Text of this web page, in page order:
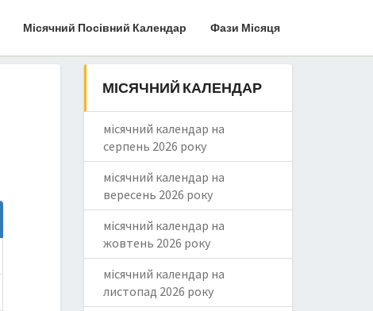
Місячний Посівний Календар Фази Місяця
МІСЯЧНИЙ КАЛЕНДАР
місячний календар на
серпень 2026 року
місячний календар на
вересень 2026 року
місячний календар на
жовтень 2026 року
місячний календар на
листопад 2026 року